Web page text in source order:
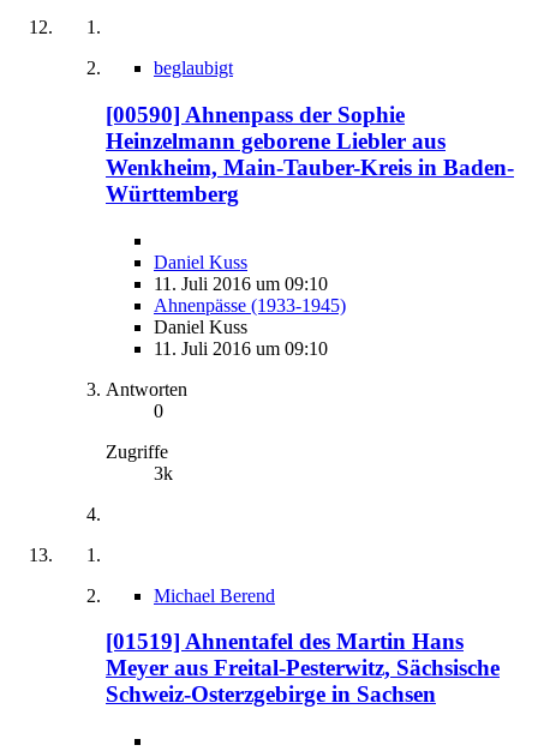
beglaubigt
[00590] Ahnenpass der Sophie
Heinzelmann geborene Liebler aus
Wenkheim, Main-Tauber-Kreis in Baden-
Württemberg
Daniel Kuss
11. Juli 2016 um 09:10
Ahnenpässe (1933-1945)
Daniel Kuss
11. Juli 2016 um 09:10
Antworten
0
Zugriffe
3k
Michael Berend
[01519] Ahnentafel des Martin Hans
Meyer aus Freital-Pesterwitz, Sächsische
Schweiz-Osterzgebirge in Sachsen